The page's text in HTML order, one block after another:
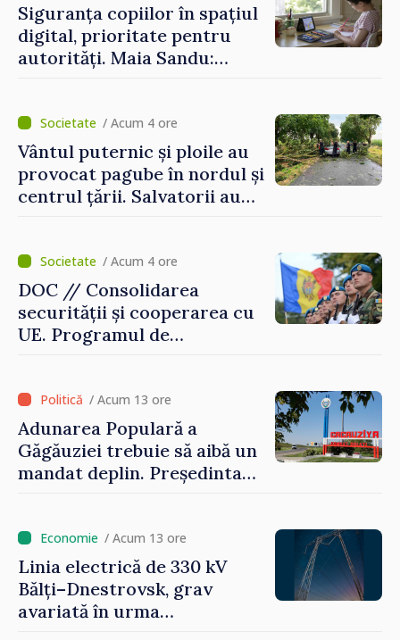
Siguranța copiilor în spațiul
digital, prioritate pentru
autorități. Maia Sandu:
protejeze”/ Acum 4 ore
Vântul puternic și ploile au
provocat pagube în nordul și
centrul țării. Salvatorii au
/ Acum 4 ore
DOC // Consolidarea
securității și cooperarea cu
UE. Programul de
perioada 2024–2034,
publicat în Monitorul Oficial
/ Acum 13 ore
Adunarea Populară a
Găgăuziei trebuie să aibă un
mandat deplin. Președinta
/ Acum 13 ore
Linia electrică de 330 kV
Bălți–Dnestrovsk, grav
avariată în urma